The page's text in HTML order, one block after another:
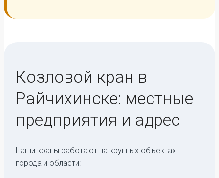
Козловой кран в
Райчихинске: местные
предприятия и адрес
Наши краны работают на крупных объектах
города и области: